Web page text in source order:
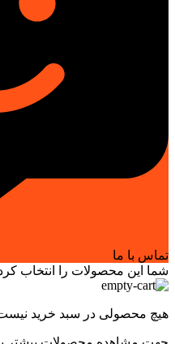
تماس با ما
شما این محصولات را انتخاب
هیچ محصولی در سبد خرید